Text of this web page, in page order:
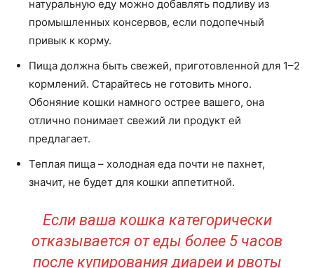
натуральную еду можно добавлять подливу из
промышленных консервов, если подопечный
привык к корму.
Пища должна быть свежей, приготовленной для 1–2
кормлений. Старайтесь не готовить много.
Обоняние кошки намного острее вашего, она
отлично понимает свежий ли продукт ей
предлагает.
Теплая пища – холодная еда почти не пахнет,
значит, не будет для кошки аппетитной.
Если ваша кошка категорически
отказывается от еды более 5 часов
после купирования диареи и рвоты